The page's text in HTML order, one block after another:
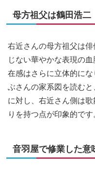
母方祖父は鶴田浩二
右近さんの母方祖父は
じない華やかな表現の
在感はさらに立体的に
ぶさんの家系図を読む
に対し、右近さん側は
りを持つ点が印象的です
音羽屋で修業した意